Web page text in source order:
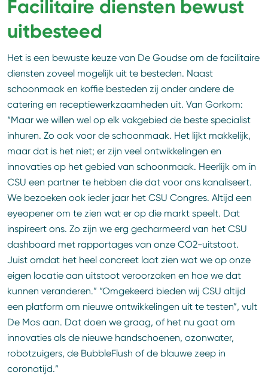
Facilitaire diensten bewust
uitbesteed
Het is een bewuste keuze van De Goudse om de facilitaire
diensten zoveel mogelijk uit te besteden. Naast
schoonmaak en koffie besteden zij onder andere de
catering en receptiewerkzaamheden uit. Van Gorkom:
“Maar we willen wel op elk vakgebied de beste specialist
inhuren. Zo ook voor de schoonmaak. Het lijkt makkelijk,
maar dat is het niet; er zijn veel ontwikkelingen en
innovaties op het gebied van schoonmaak. Heerlijk om in
CSU een partner te hebben die dat voor ons kanaliseert.
We bezoeken ook ieder jaar het CSU Congres. Altijd een
eyeopener om te zien wat er op die markt speelt. Dat
inspireert ons. Zo zijn we erg gecharmeerd van het CSU
dashboard met rapportages van onze CO2-uitstoot.
Juist omdat het heel concreet laat zien wat we op onze
eigen locatie aan uitstoot veroorzaken en hoe we dat
kunnen veranderen.” “Omgekeerd bieden wij CSU altijd
een platform om nieuwe ontwikkelingen uit te testen”, vult
De Mos aan. Dat doen we graag, of het nu gaat om
innovaties als de nieuwe handschoenen, ozonwater,
robotzuigers, de BubbleFlush of de blauwe zeep in
coronatijd.”